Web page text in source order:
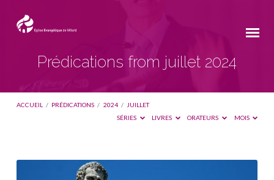
Prédications from juillet 2024
ACCUEIL / PRÉDICATIONS / 2024 / JUILLET
SÉRIES
LIVRES ORATEURS MOIS
Prédications